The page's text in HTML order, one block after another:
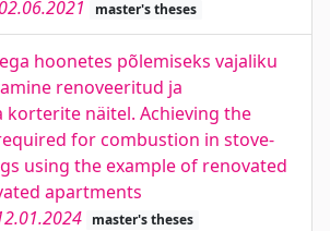
02.06.2021 master's theses
hoonetes põlemiseks vajaliku
renoveeritud ja
korterite näitel. Achieving the
for combustion in stove-
using the example of renovated
apartments
master's theses